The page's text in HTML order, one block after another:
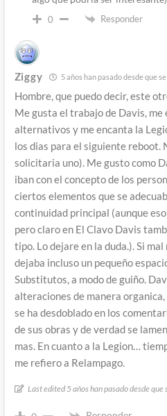
0 Responder
Ziggy 5 años han pasado desde que
Hombre, que puedo decir, este
Me gusta el trabajo de Davis, me
alternativos y me encanta la
los dias para el siguiente reboot.
solicitaria uno). Me gusto como
iban con el concepto de los
ciertos elementos que se
continuidad principal (aunque
pero claro en El Clavo Davis
tipo. Lo dejare en la duda.). Si
dejaba incluso un pequeño
Substitutos, a modo de guiño.
alteraciones de manera organica,
se ha desdoblado en los
de sus obras y de verdad se
mas. En cuanto a la Legion…
me refiero a Relampago.
Last edited 5 años han pasado desde